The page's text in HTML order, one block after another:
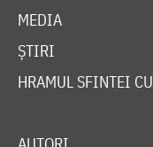
MEDIA
ȘTIRI
HRAMUL SFINTEI